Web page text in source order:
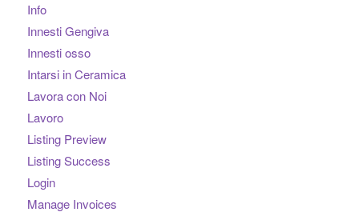
Info
Innesti Gengiva
Innesti osso
Intarsi in Ceramica
Lavora con Noi
Lavoro
Listing Preview
Listing Success
Login
Manage Invoices